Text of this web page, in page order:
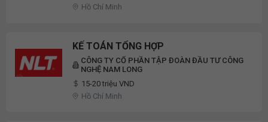
Hồ Chí Minh
KẾ TOÁN TỔNG HỢP
CÔNG TY CỔ PHẦN TẬP ĐOÀN ĐẦU TƯ CÔNG
NGHỆ NAM LONG
15-20 triệu VND
Hồ Chí Minh